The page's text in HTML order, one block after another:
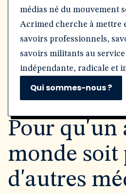
médias né du mouvement
Acrimed cherche à mettre
savoirs professionnels,
savoirs militants au
indépendante, radicale et
Qui sommes-nous ?
Pour qu'un
monde soit
d'autres